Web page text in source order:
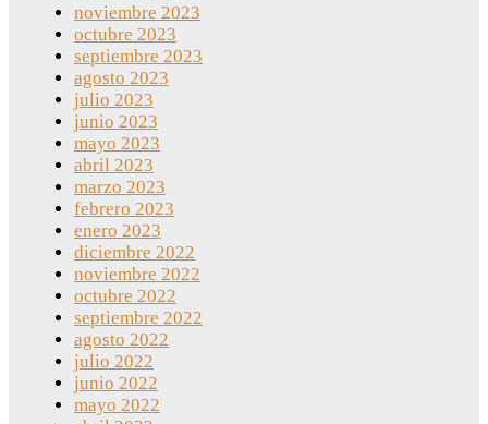
noviembre 2023
octubre 2023
septiembre 2023
agosto 2023
julio 2023
junio 2023
mayo 2023
abril 2023
marzo 2023
febrero 2023
enero 2023
diciembre 2022
noviembre 2022
octubre 2022
septiembre 2022
agosto 2022
julio 2022
junio 2022
mayo 2022